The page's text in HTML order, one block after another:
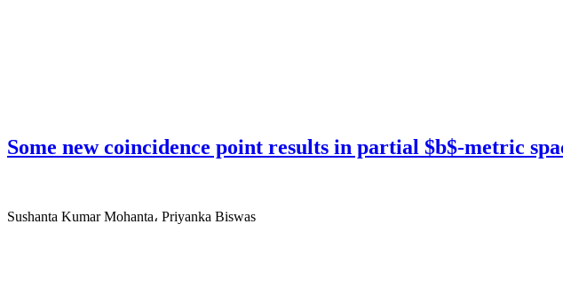
Some new coincidence point results in partial $b$-metric
Sushanta Kumar Mohanta، Priyanka Biswas